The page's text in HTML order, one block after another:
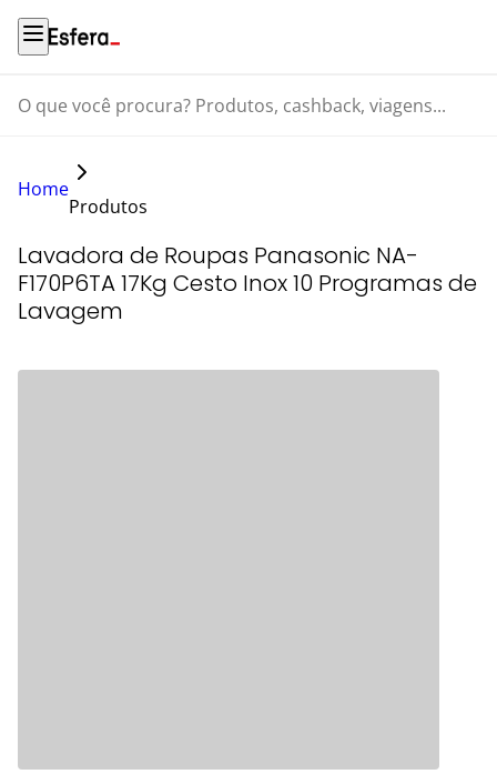
O que você procura? Produtos, cashback, viagens...
Home
Produtos
Lavadora de Roupas Panasonic NA-
F170P6TA 17Kg Cesto Inox 10 Programas de
Lavagem